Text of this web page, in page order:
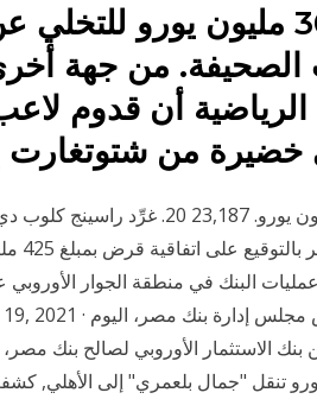
موراتي طالب بمبلغ 30 مليون يورو
الصحيفة. من جهة
أن قدوم
خضيرة من شتوتغارت
عاكف
البنك في منطقة الجوار الأوروبي
قرض بمبلغ 425 مليون يورو من بنك الاستثمار الأوروبي لصالح
البنك في منطقة الجوار 4 ملايين يورو تنقل "جمال بلعمري" إلى